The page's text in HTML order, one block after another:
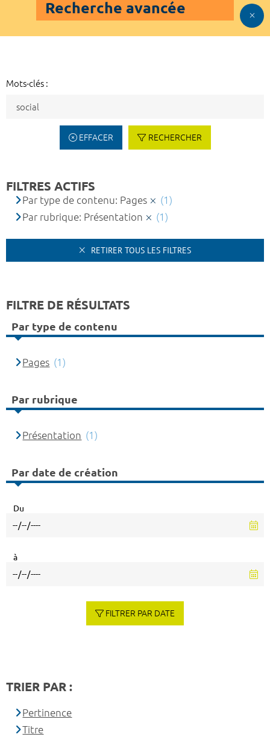
Recherche avancée
Mots-clés :
EFFACER RECHERCHER
FILTRES ACTIFS
Par type de contenu: Pages
(1)
Par rubrique: Présentation
(1)
RETIRER TOUS LES FILTRES
FILTRE DE RÉSULTATS
Par type de contenu
Pages (1)
Par rubrique
Présentation (1)
Par date de création
Du
à
FILTRER PAR DATE
TRIER PAR :
Pertinence
Titre